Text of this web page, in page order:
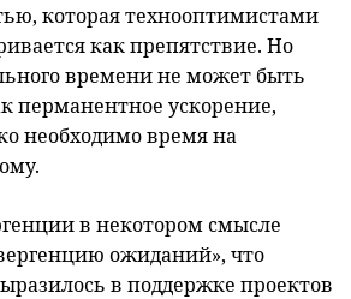
которая технооптимистами
как препятствие. Но
времени не может быть
перманентное ускорение,
необходимо время на
в некотором смысле
ожиданий», что
в поддержке проектов